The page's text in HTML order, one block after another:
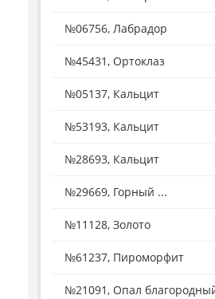
№06756, Лабрадор
№45431, Ортоклаз
№05137, Кальцит
№53193, Кальцит
№28693, Кальцит
№29669, Горный ...
№11128, Золото
№61237, Пироморфит
№21091, Опал